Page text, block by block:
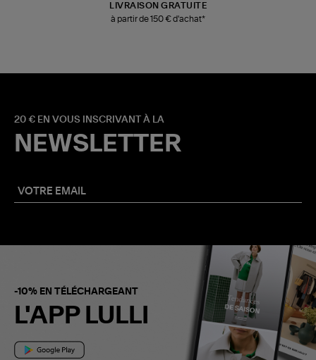
LIVRAISON GRATUITE
à partir de 150 € d'achat*
20 € EN VOUS INSCRIVANT À LA
NEWSLETTER
-10% EN TÉLÉCHARGEANT
L'APP LULLI